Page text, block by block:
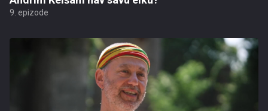
9. epizode